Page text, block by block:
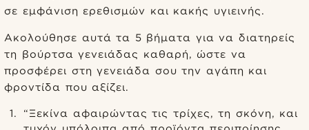
σε εμφάνιση ερεθισμών και κακής υγιεινής.
Ακολούθησε αυτά τα 5 βήματα για να διατηρείς
τη βούρτσα γενειάδας καθαρή, ώστε να
προσφέρει στη γενειάδα σου την αγάπη και
φροντίδα που αξίζει.
“Ξεκίνα αφαιρώντας τις τρίχες, τη σκόνη, και